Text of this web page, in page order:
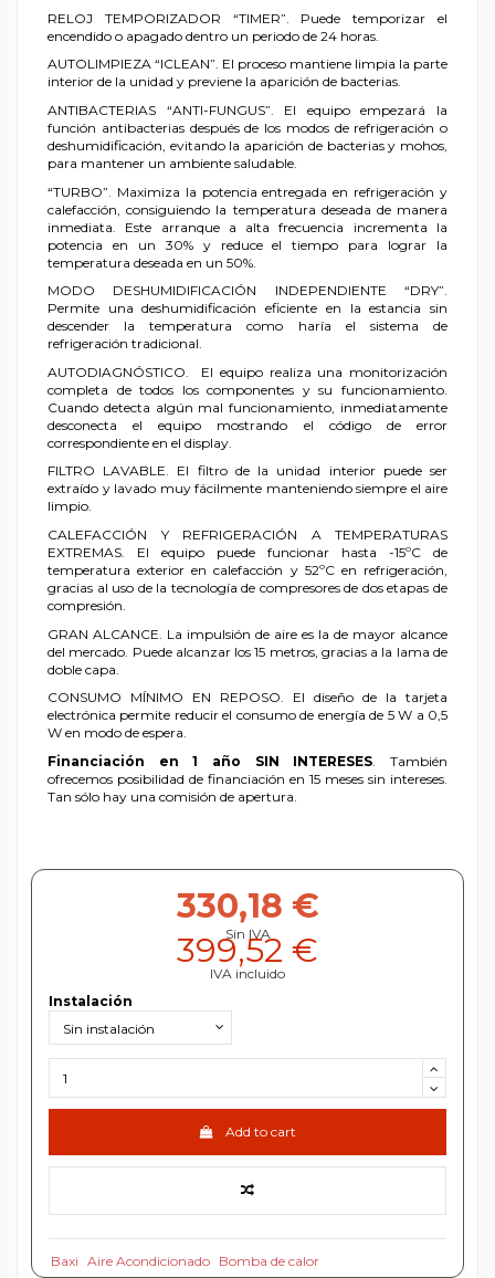
RELOJ TEMPORIZADOR “TIMER”. Puede temporizar el
encendido o apagado dentro un periodo de 24 horas.
AUTOLIMPIEZA “ICLEAN”. El proceso mantiene limpia la parte
interior de la unidad y previene la aparición de bacterias.
ANTIBACTERIAS “ANTI-FUNGUS”. El equipo empezará la
función antibacterias después de los modos de refrigeración o
deshumidificación, evitando la aparición de bacterias y mohos,
para mantener un ambiente saludable.
“TURBO”. Maximiza la potencia entregada en refrigeración y
calefacción, consiguiendo la temperatura deseada de manera
inmediata. Este arranque a alta frecuencia incrementa la
potencia en un 30% y reduce el tiempo para lograr la
temperatura deseada en un 50%.
MODO DESHUMIDIFICACIÓN INDEPENDIENTE “DRY”.
Permite una deshumidificación eficiente en la estancia sin
descender la temperatura como haría el sistema de
refrigeración tradicional.
AUTODIAGNÓSTICO. El equipo realiza una monitorización
completa de todos los componentes y su funcionamiento.
Cuando detecta algún mal funcionamiento, inmediatamente
desconecta el equipo mostrando el código de error
correspondiente en el display.
FILTRO LAVABLE. El filtro de la unidad interior puede ser
extraído y lavado muy fácilmente manteniendo siempre el aire
limpio.
CALEFACCIÓN Y REFRIGERACIÓN A TEMPERATURAS
EXTREMAS. El equipo puede funcionar hasta -15ºC de
temperatura exterior en calefacción y 52ºC en refrigeración,
gracias al uso de la tecnología de compresores de dos etapas de
compresión.
GRAN ALCANCE. La impulsión de aire es la de mayor alcance
del mercado. Puede alcanzar los 15 metros, gracias a la lama de
doble capa.
CONSUMO MÍNIMO EN REPOSO. El diseño de la tarjeta
electrónica permite reducir el consumo de energía de 5 W a 0,5
W en modo de espera.
Financiación en 1 año SIN INTERESES . También
ofrecemos posibilidad de financiación en 15 meses sin intereses.
Tan sólo hay una comisión de apertura.
330,18 €
Sin IVA
399,52 €
IVA incluido
Instalación
Add to cart
Baxi Aire Acondicionado Bomba de calor